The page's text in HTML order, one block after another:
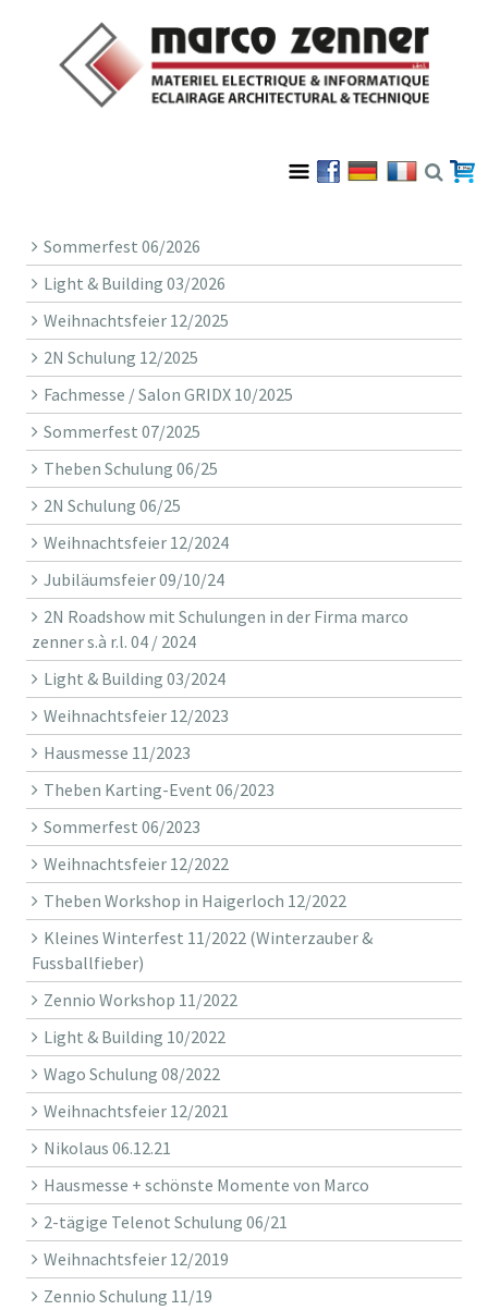
Sommerfest 06/2026
Light & Building 03/2026
Weihnachtsfeier 12/2025
2N Schulung 12/2025
Fachmesse / Salon GRIDX 10/2025
Sommerfest 07/2025
Theben Schulung 06/25
2N Schulung 06/25
Weihnachtsfeier 12/2024
Jubiläumsfeier 09/10/24
2N Roadshow mit Schulungen in der Firma marco
zenner s.à r.l. 04 / 2024
Light & Building 03/2024
Weihnachtsfeier 12/2023
Hausmesse 11/2023
Theben Karting-Event 06/2023
Sommerfest 06/2023
Weihnachtsfeier 12/2022
Theben Workshop in Haigerloch 12/2022
Kleines Winterfest 11/2022 (Winterzauber &
Fussballfieber)
Zennio Workshop 11/2022
Light & Building 10/2022
Wago Schulung 08/2022
Weihnachtsfeier 12/2021
Nikolaus 06.12.21
Hausmesse + schönste Momente von Marco
2-tägige Telenot Schulung 06/21
Weihnachtsfeier 12/2019
Zennio Schulung 11/19